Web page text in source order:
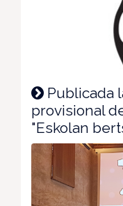
Publicada
provisional
"Eskolan